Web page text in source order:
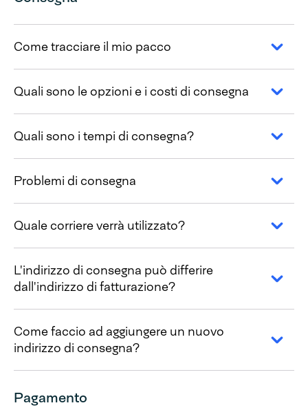
Come tracciare il mio pacco
Quali sono le opzioni e i costi di consegna
Quali sono i tempi di consegna?
Problemi di consegna
Quale corriere verrà utilizzato?
L'indirizzo di consegna può differire
dall'indirizzo di fatturazione?
Come faccio ad aggiungere un nuovo
indirizzo di consegna?
Pagamento